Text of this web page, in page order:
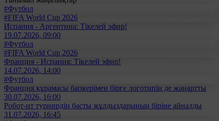
#Футбол
#FIFA World Cup 2026
Испания - Аргентина: Тікелей эфир!
19.07.2026, 09:00
#Футбол
#FIFA World Cup 2026
Франция - Испания: Тікелей эфир!
14.07.2026, 14:00
#Футбол
Франция құрамасы бапкерімен бірге логотипін де жаңартты
30.07.2026, 16:00
Робот-ит турнирдің басты жұлдыздарының біріне айналды
31.07.2026, 16:45